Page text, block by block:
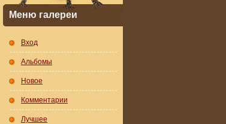
Меню галереи
Вход
Альбомы
Новое
Комментарии
Лучшее